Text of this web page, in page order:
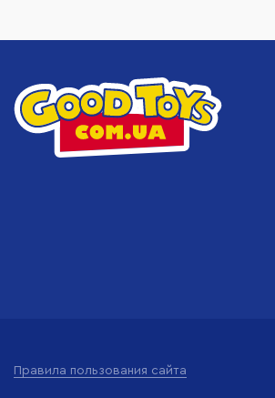
Правила пользования сайта